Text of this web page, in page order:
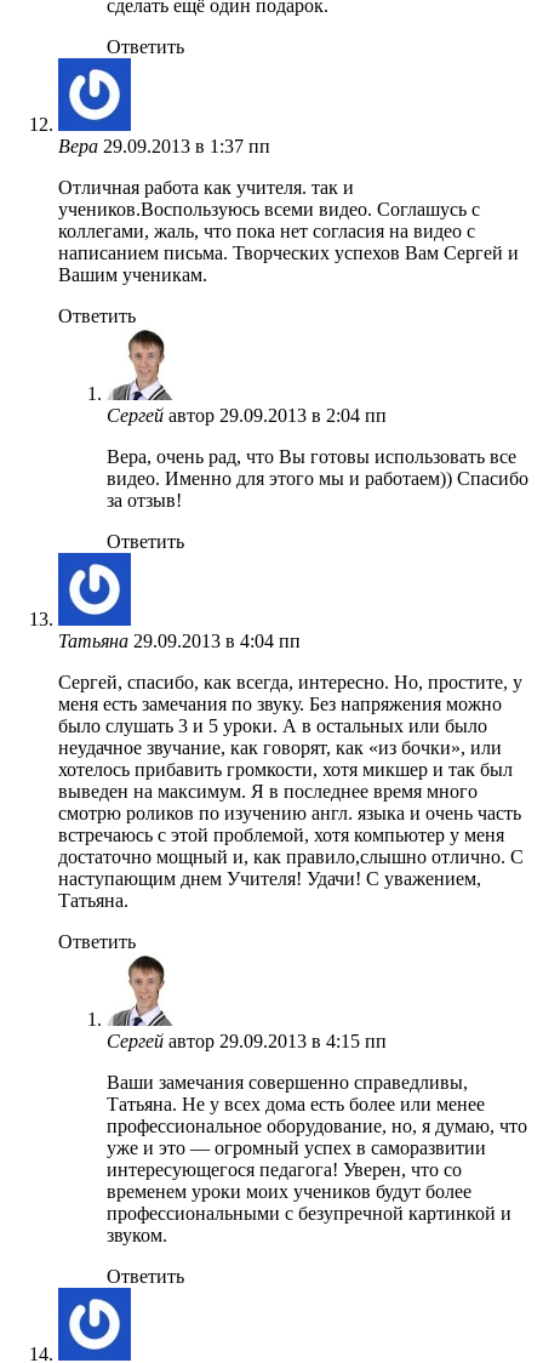
сделать ещё один подарок.
Ответить
Вера 29.09.2013 в 1:37 пп
Отличная работа как учителя. так и
учеников.Воспользуюсь всеми видео. Соглашусь с
коллегами, жаль, что пока нет согласия на видео с
написанием письма. Творческих успехов Вам Сергей и
Вашим ученикам.
Ответить
Сергей автор 29.09.2013 в 2:04 пп
Вера, очень рад, что Вы готовы использовать все
видео. Именно для этого мы и работаем)) Спасибо
за отзыв!
Ответить
Татьяна 29.09.2013 в 4:04 пп
Сергей, спасибо, как всегда, интересно. Но, простите, у
меня есть замечания по звуку. Без напряжения можно
было слушать 3 и 5 уроки. А в остальных или было
неудачное звучание, как говорят, как «из бочки», или
хотелось прибавить громкости, хотя микшер и так был
выведен на максимум. Я в последнее время много
смотрю роликов по изучению англ. языка и очень часть
встречаюсь с этой проблемой, хотя компьютер у меня
достаточно мощный и, как правило,слышно отлично. С
наступающим днем Учителя! Удачи! С уважением,
Татьяна.
Ответить
Сергей автор 29.09.2013 в 4:15 пп
Ваши замечания совершенно справедливы,
Татьяна. Не у всех дома есть более или менее
профессиональное оборудование, но, я думаю, что
уже и это — огромный успех в саморазвитии
интересующегося педагога! Уверен, что со
временем уроки моих учеников будут более
профессиональными с безупречной картинкой и
звуком.
Ответить